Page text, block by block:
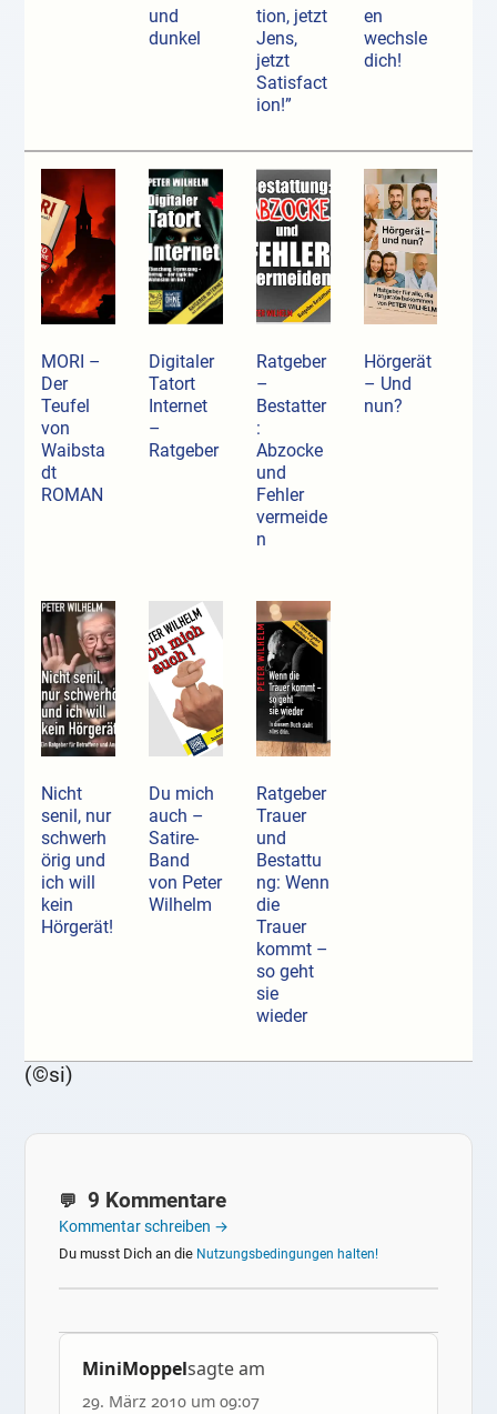
und
dunkel
tion, jetzt
Jens,
jetzt
Satisfact
ion!”
en
wechsle
dich!
MORI –
Der
Teufel
von
Waibsta
dt
ROMAN
Digitaler
Tatort
Internet
–
Ratgeber
Ratgeber
–
Bestatter
:
Abzocke
und
Fehler
vermeide
n
Hörgerät
– Und
nun?
Nicht
senil, nur
schwerh
örig und
ich will
kein
Hörgerät!
Du mich
auch –
Satire-
Band
von Peter
Wilhelm
Ratgeber
Trauer
und
Bestattu
ng: Wenn
die
Trauer
kommt –
so geht
sie
wieder
(©si)
9 Kommentare
Kommentar schreiben →
Du musst Dich an die Nutzungsbedingungen halten!
MiniMoppelsagte am
29. März 2010 um 09:07